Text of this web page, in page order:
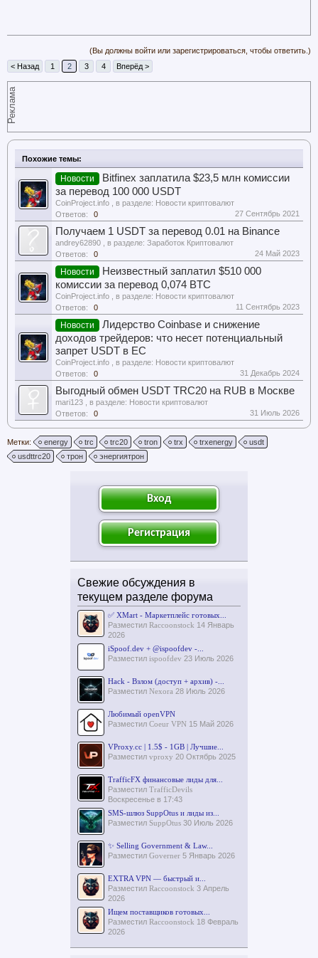
(Вы должны войти или зарегистрироваться, чтобы ответить.)
< Назад
1 2 3 4 Вперёд >
Реклама
Похожие темы:
Новости
Bitfinex заплатила $23,5 млн комиссии
за перевод 100 000 USDT
CoinProject.info , в разделе: Новости криптовалют
Ответов:
0 27 Сентябрь 2021
Получаем 1 USDT за перевод 0.01 на Binance
andrey62890 , в разделе: Заработок Криптовалют
Ответов:
0 24 Май 2023
Новости
Неизвестный заплатил $510 000
комиссии за перевод 0,074 BTC
CoinProject.info , в разделе: Новости криптовалют
Ответов:
0 11 Сентябрь 2023
Новости
Лидерство Coinbase и снижение
доходов трейдеров: что несет потенциальный
запрет USDT в ЕС
CoinProject.info , в разделе: Новости криптовалют
Ответов:
0 31 Декабрь 2024
Выгодный обмен USDT TRC20 на RUB в Москве
mari123 , в разделе: Новости криптовалют
Ответов:
0 31 Июль 2026
Метки: energy trc trc20 tron trx trxenergy
usdt
usdttrc20
трон энергиятрон
Вход
Регистрация
Свежие обсуждения в
текущем разделе форума
✅ XMart - Маркетплейс готовых...
Разместил Raccoonstock 14 Январь
2026
iSpoof.dev + @ispoofdev -...
Разместил ispoofdev 23 Июль 2026
Hack - Взлом (доступ + архив) -...
Разместил Nexora 28 Июль 2026
Любимый openVPN
Разместил Coeur VPN 15 Май 2026
VProxy.cc | 1.5$ - 1GB | Лучшие...
Разместил vproxy 20 Октябрь 2025
TrafficFX финансовые лиды для...
Разместил TrafficDevils
Воскресенье в 17:43
SMS-шлюз SuppOtus и лиды из...
Разместил SuppOtus 30 Июль 2026
✨ Selling Government & Law...
Разместил Governer 5 Январь 2026
EXTRA VPN — быстрый и...
Разместил Raccoonstock 3 Апрель
2026
Ищем поставщиков готовых...
Разместил Raccoonstock 18 Февраль
2026